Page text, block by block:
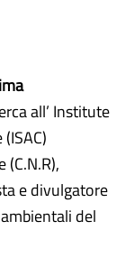
all’ Institute
e divulgatore
del